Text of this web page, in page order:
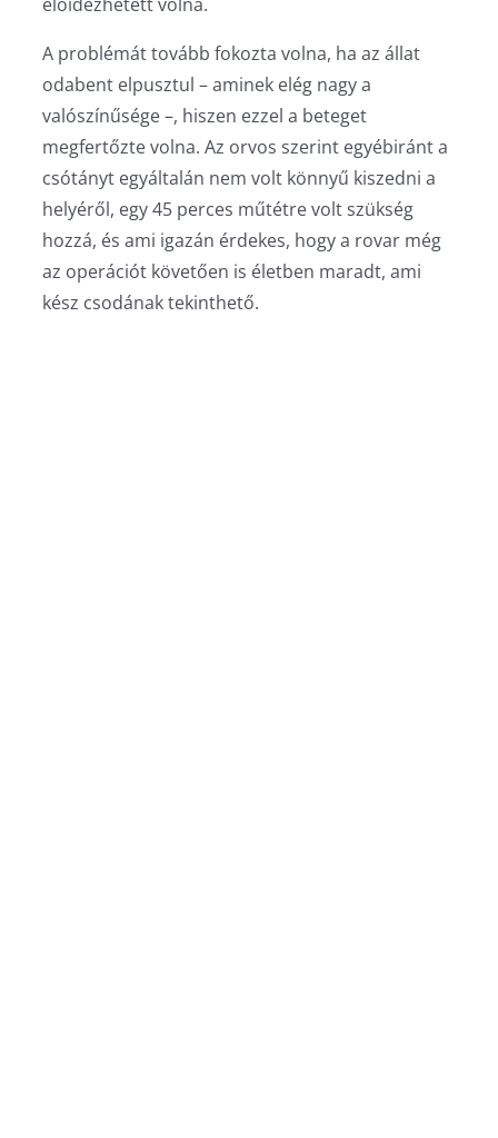
A problémát tovább fokozta volna, ha az állat
odabent elpusztul – aminek elég nagy a
valószínűsége –, hiszen ezzel a beteget
megfertőzte volna. Az orvos szerint egyébiránt a
csótányt egyáltalán nem volt könnyű kiszedni a
helyéről, egy 45 perces műtétre volt szükség
hozzá, és ami igazán érdekes, hogy a rovar még
az operációt követően is életben maradt, ami
kész csodának tekinthető.